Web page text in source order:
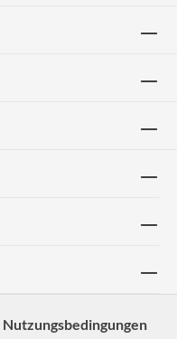
Nutzungsbedingungen